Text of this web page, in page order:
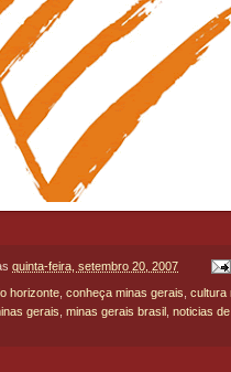
quinta-feira, setembro 20, 2007
horizonte conheça minas gerais cultura
gerais minas gerais brasil noticias